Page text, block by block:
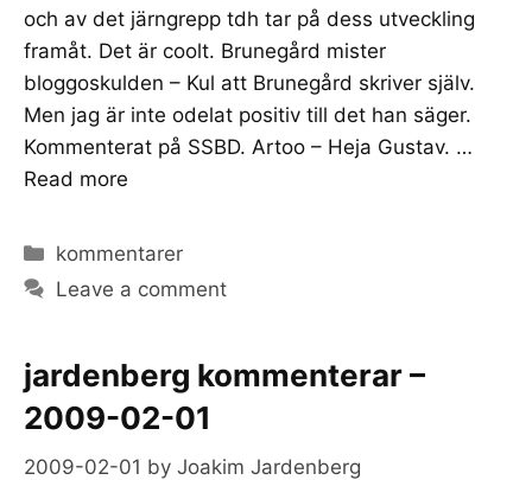
och av det järngrepp tdh tar på dess utveckling
framåt. Det är coolt. Brunegård mister
bloggoskulden – Kul att Brunegård skriver själv.
Men jag är inte odelat positiv till det han säger.
Kommenterat på SSBD. Artoo – Heja Gustav. …
Read more
Categories
kommentarer
Leave a comment
jardenberg kommenterar –
2009-02-01
2009-02-01 by Joakim Jardenberg